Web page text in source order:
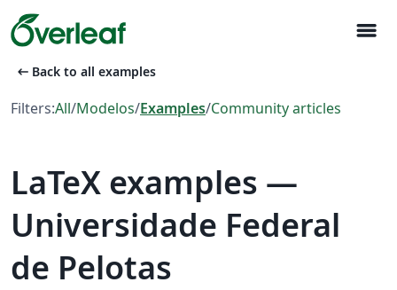
menu
arrow_left_alt Back to all examples
Filters:All/Modelos/Examples/Community articles
LaTeX examples —
Universidade Federal
de Pelotas